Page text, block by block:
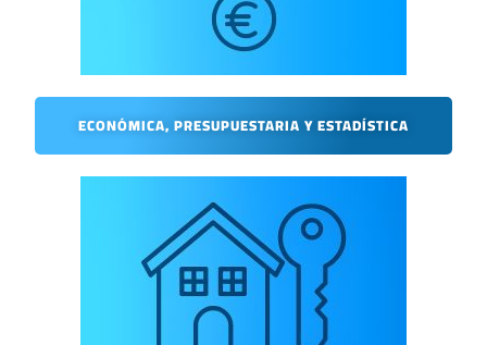
ECONÓMICA, PRESUPUESTARIA Y ESTADÍSTICA